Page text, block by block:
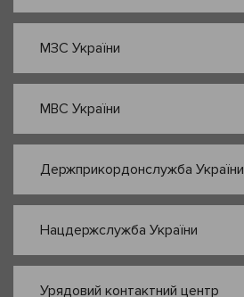
МЗС України
МВС України
Держприкордонслужба України
Нацдержслужба України
Урядовий контактний центр